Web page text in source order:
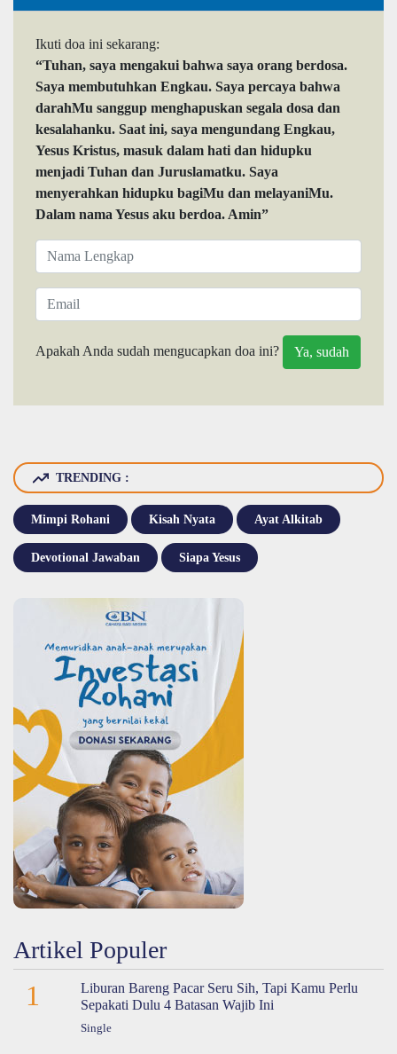
Ikuti doa ini sekarang:
“Tuhan, saya mengakui bahwa saya orang berdosa.
Saya membutuhkan Engkau. Saya percaya bahwa
darahMu sanggup menghapuskan segala dosa dan
kesalahanku. Saat ini, saya mengundang Engkau,
Yesus Kristus, masuk dalam hati dan hidupku
menjadi Tuhan dan Juruslamatku. Saya
menyerahkan hidupku bagiMu dan melayaniMu.
Dalam nama Yesus aku berdoa. Amin”
Apakah Anda sudah mengucapkan doa ini?
TRENDING :
Mimpi Rohani Kisah Nyata Ayat Alkitab
Devotional Jawaban Siapa Yesus
Artikel Populer
1
Liburan Bareng Pacar Seru Sih, Tapi Kamu Perlu
Sepakati Dulu 4 Batasan Wajib Ini
Single